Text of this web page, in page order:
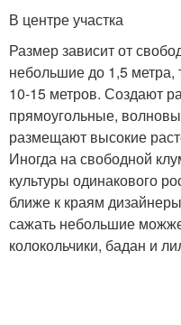
В центре участка
Размер зависит от
небольшие до 1,5 метра,
10-15 метров. Создают
прямоугольные,
размещают высокие
Иногда на свободной
культуры одинакового
ближе к краям
сажать небольшие
колокольчики, бадан и